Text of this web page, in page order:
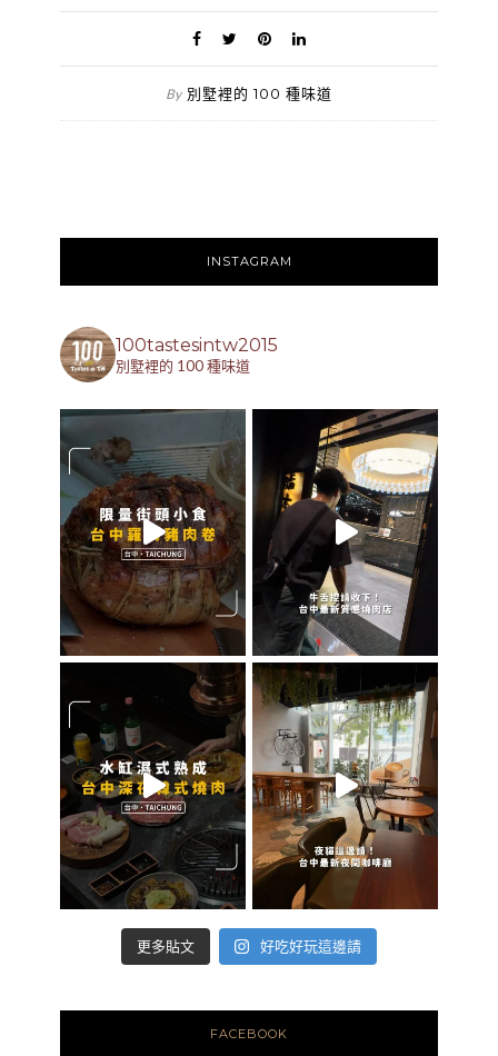
By 別墅裡的 100 種味道
INSTAGRAM
100tastesintw2015
別墅裡的 100 種味道
更多貼文 好吃好玩這邊請
FACEBOOK